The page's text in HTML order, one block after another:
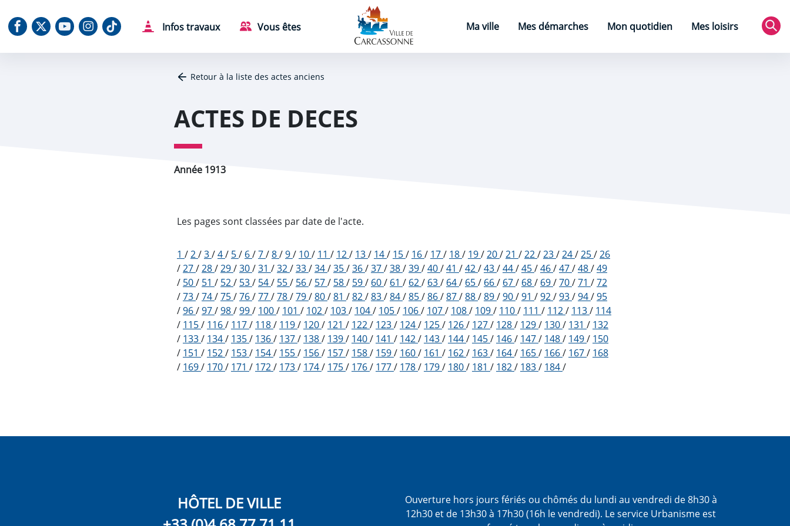
Notre Facebook
Notre X (Twitter)
Notre chaine Youtube
Notre Instagram
Notre TiktokInfos travaux Vous êtes
Page d'accueil
Ma ville
Mes démarches Mon quotidien
Mes loisirs
Retour à la liste des actes anciens
ACTES DE DECES
Année 1913
Les pages sont classées par date de l'acte.
1 /2/3/4/ 5/ 6/7/8/9/ 10/ 11 / 12/ 13/ 14/ 15/ 16/ 17/ 18/ 19/20/21 /22/23/24/25/26
/27/28/29/30/31 /32/33/34/35/36/37/38/39/40/41 /42/43/44/45/46/47/48/49
/ 50/ 51 / 52/ 53/ 54/ 55/ 56/ 57/ 58/ 59/ 60/ 61 / 62/ 63/ 64/ 65/ 66/ 67/ 68/ 69/70/71 /72
/73/74/75/76/77/78/79/80/81 /82/83/84/85/86/87/88/89/90/91 /92/93/94/95
/96/97/98/99/ 100/ 101 / 102/ 103/ 104/ 105/ 106/ 107/ 108/ 109/ 110/ 111 / 112/ 113/ 114
/ 115/ 116/ 117/ 118/ 119/ 120/ 121 / 122/ 123/ 124/ 125/ 126/ 127/ 128/ 129/ 130/ 131 / 132
/ 133/ 134/ 135/ 136/ 137/ 138/ 139/ 140/ 141 / 142/ 143/ 144/ 145/ 146/ 147/ 148/ 149/ 150
/ 151 / 152/ 153/ 154/ 155/ 156/ 157/ 158/ 159/ 160/ 161 / 162/ 163/ 164/ 165/ 166/ 167/ 168
/ 169/ 170/ 171 / 172/ 173/ 174/ 175/ 176/ 177/ 178/ 179/ 180/ 181 / 182/ 183/ 184/
HÔTEL DE VILLE
Ouverture hors jours fériés ou chômés du lundi au vendredi de 8h30 à
12h30 et de 13h30 à 17h30 (16h le vendredi). Le service Urbanisme est